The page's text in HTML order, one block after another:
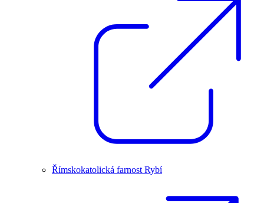
Římskokatolická farnost Rybí